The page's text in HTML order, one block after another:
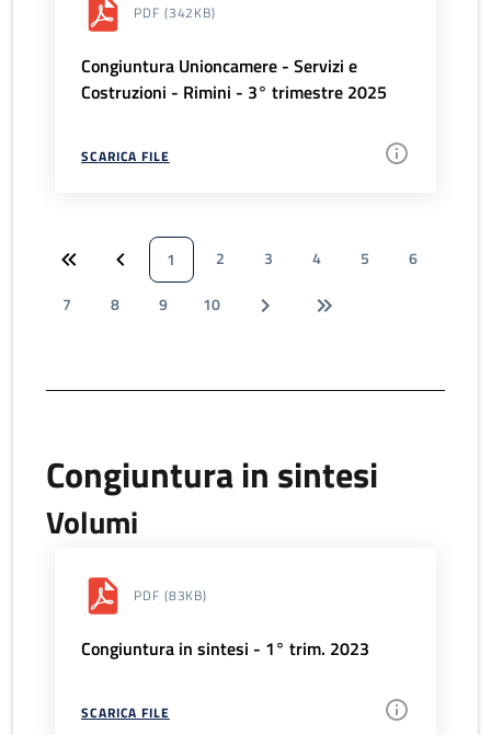
PDF (342KB)
Congiuntura Unioncamere - Servizi e
Costruzioni - Rimini - 3° trimestre 2025
SCARICA FILE
1 2 3 4 5
6
7
8 9 10
Congiuntura in sintesi
Volumi
PDF (83KB)
Congiuntura in sintesi - 1° trim. 2023
SCARICA FILE